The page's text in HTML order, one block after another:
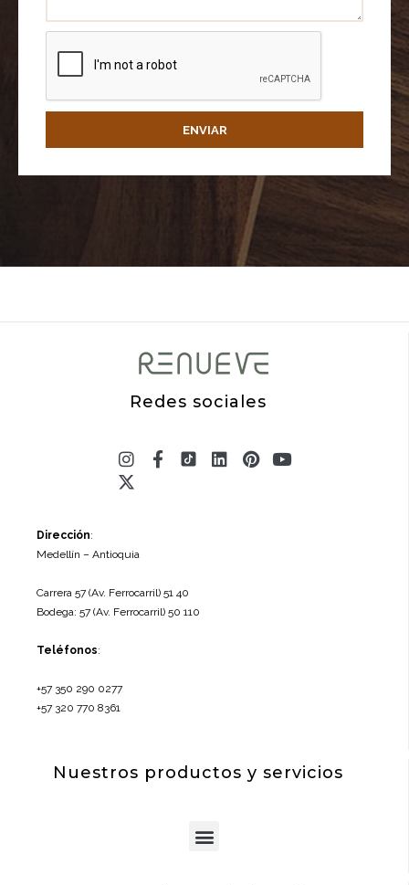
ENVIAR
Redes sociales
Instagram
Facebook-
f
Linkedin
Pinterest
Youtube
X-
twitter
Dirección:
Medellín – Antioquia
Carrera 57 (Av. Ferrocarril) 51 40
Bodega: 57 (Av. Ferrocarril) 50 110
Teléfonos:
+57 350 290 0277
+57 320 770 8361
Nuestros productos y servicios
Menu